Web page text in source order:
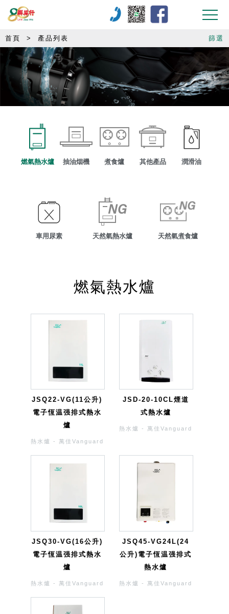
首頁 > 產品列表 篩選
燃氣熱水爐 抽油烟機 煮食爐 其他產品 潤滑油
車用尿素 天然氣熱水爐 天然氣煮食爐
燃氣熱水爐
JSQ22-VG(11公升)
電子恆温强排式熱水
爐
熱水爐 - 萬佳Vanguard
JSD-20-10CL煙道
式熱水爐
熱水爐 - 萬佳Vanguard
JSQ30-VG(16公升)
電子恆温强排式熱水
爐
熱水爐 - 萬佳Vanguard
JSQ45-VG24L(24
公升)電子恆温强排式
熱水爐
熱水爐 - 萬佳Vanguard